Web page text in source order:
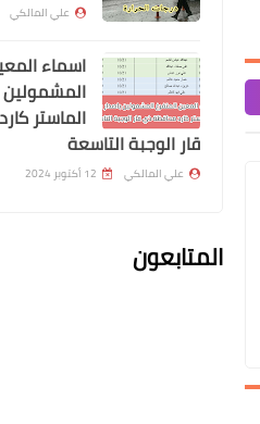
الكاظمي يحدد موعد
قطع الاراضي
اخبارالطقس
علي المالكي
اسماء
المشمولين
الماستر
قار الوجبة التاسعة
علي المالكي 12 أكتوبر 2024
المتابعون